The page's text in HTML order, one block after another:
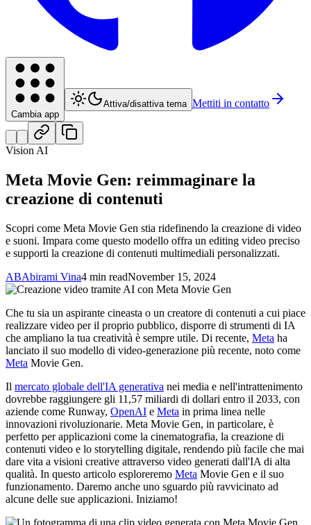
Cambia app
Attiva/disattiva tema Mettiti in contatto
Vision AI
Meta Movie Gen: reimmaginare la
creazione di contenuti
Scopri come Meta Movie Gen stia ridefinendo la creazione di video
e suoni. Impara come questo modello offra un editing video preciso
e supporti la creazione di contenuti multimediali personalizzati.
ABAbirami Vina4 min readNovember 15, 2024
Che tu sia un aspirante cineasta o un creatore di contenuti a cui piace
realizzare video per il proprio pubblico, disporre di strumenti di IA
che ampliano la tua creatività è sempre utile. Di recente, Meta ha
lanciato il suo modello di video-generazione più recente, noto come
Meta Movie Gen.
Il mercato globale dell'IA generativa nei media e nell'intrattenimento
dovrebbe raggiungere gli 11,57 miliardi di dollari entro il 2033, con
aziende come Runway, OpenAI e Meta in prima linea nelle
innovazioni rivoluzionarie. Meta Movie Gen, in particolare, è
perfetto per applicazioni come la cinematografia, la creazione di
contenuti video e lo storytelling digitale, rendendo più facile che mai
dare vita a visioni creative attraverso video generati dall'IA di alta
qualità. In questo articolo esploreremo Meta Movie Gen e il suo
funzionamento. Daremo anche uno sguardo più ravvicinato ad
alcune delle sue applicazioni. Iniziamo!